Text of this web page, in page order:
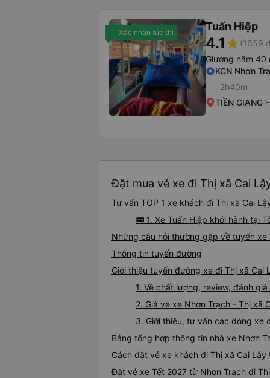
Xác nhận tức thì Tuấn Hiệp
4.1 star (1659
Giường nằm 40
KCN Nhơn
2h40m
TIỀN GIANG
Đặt mua vé xe đi Thị xã Cai
Tư vấn TOP 1 xe khách đi Thị xã Cai
🚌 1. Xe Tuấn Hiệp khởi hành tại
Những câu hỏi thường gặp về tuyến xe
Thông tin tuyến đường
Giới thiệu tuyến đường xe đi Thị xã Cai
1. Về chất lượng, review, đánh
2. Giá vé xe Nhơn Trạch - Thị xã
3. Giới thiệu, tư vấn các dòng xe
Bảng tổng hợp thông tin nhà xe Nhơn
Cách đặt vé xe khách đi Thị xã Cai
Đặt vé xe Tết 2027 từ Nhơn Trạch đi